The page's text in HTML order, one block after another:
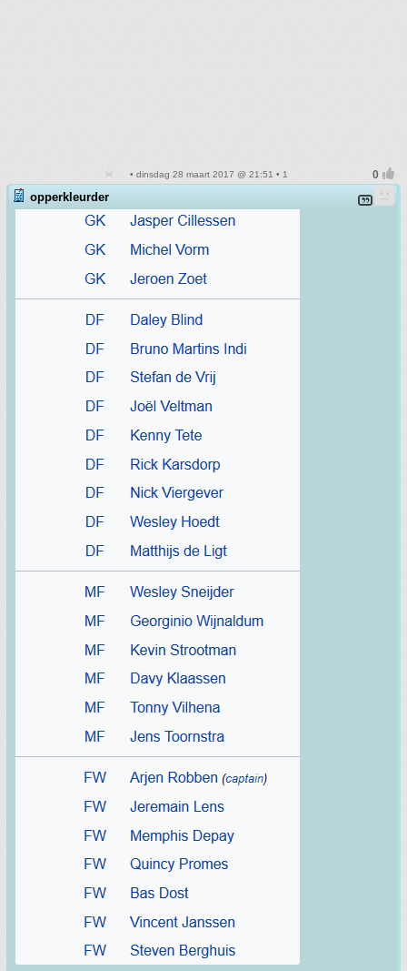
• dinsdag 28 maart 2017 @ 21:51 • 1
opperkleurder